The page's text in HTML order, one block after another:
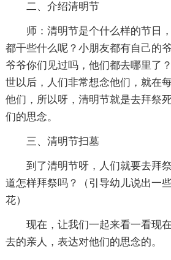
二、介绍清明节
师：清明节是个什么样的节日
都干些什么呢？小朋友都有自己的
爷爷你们见过吗，他们都去哪里了
世以后，人们非常想念他们，就在
他们，所以呀，清明节就是去拜祭
们的思念。
三、清明节扫墓
到了清明节呀，人们就要去拜
道怎样拜祭吗？（引导幼儿说出一
花）
现在，让我们一起来看一看现
去的亲人，表达对他们的思念的。